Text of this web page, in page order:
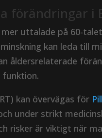
förändringar i
uttalade på 60-
kan leda till
åldersrelaterade
kan övervägas för
under strikt
risker är viktigt när